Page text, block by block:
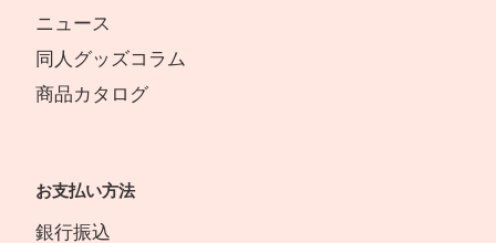
ニュース
同人グッズコラム
商品カタログ
お支払い方法
銀行振込